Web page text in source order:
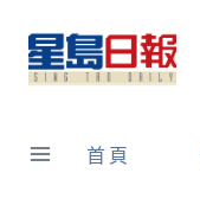
content
首頁